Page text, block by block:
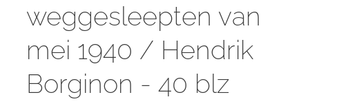
weggesleepten van
mei 1940 / Hendrik
Borginon - 40 blz